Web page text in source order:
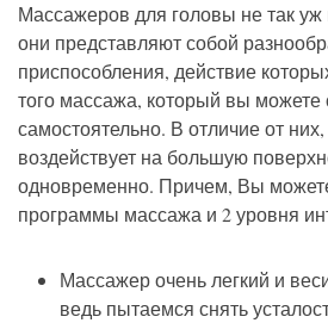
Массажеров для головы не так
они представляют собой
приспособления, действие
того массажа, который вы можете
самостоятельно. В отличие от
воздействует на большую
одновременно. Причем, Вы
программы массажа и 2 уровня
Массажер очень легкий и
ведь пытаемся снять